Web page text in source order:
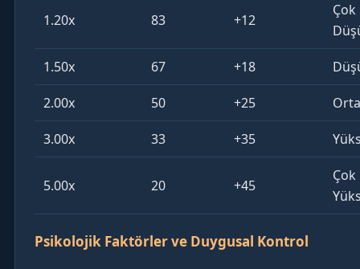
1.20x 83 +12
Çok
1.50x 67 +18
2.00x 50 +25 Orta
3.00x 33 +35
5.00x 20 +45
Çok
Psikolojik Faktörler ve Duygusal Kontrol